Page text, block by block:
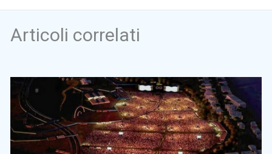
Articoli correlati